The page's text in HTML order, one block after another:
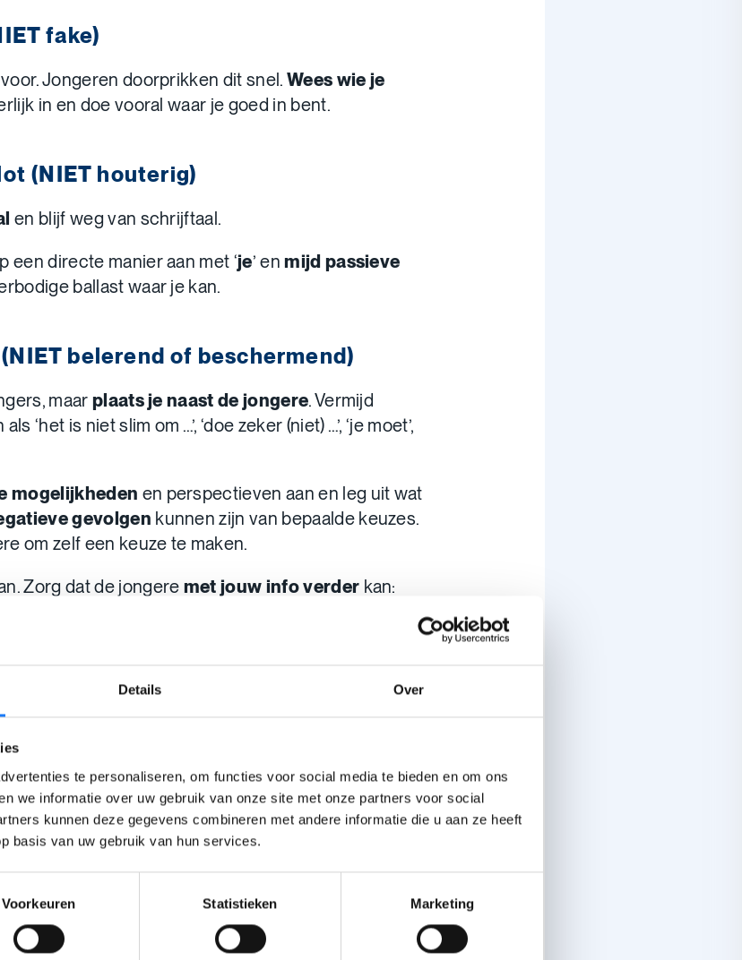
Details Over
te personaliseren, om functies voor social media te bieden en om ons
we informatie over uw gebruik van onze site met onze partners voor social
kunnen deze gegevens combineren met andere informatie die u aan ze heeft
basis van uw gebruik van hun services.
Voorkeuren Statistieken Marketing
fake)
Jongeren doorprikken dit snel. Wees wie je
in en doe vooral waar je goed in bent.
(NIET houterig)
en blijf weg van schrijftaal.
een directe manier aan met ‘je’ enmijd passieve
ballast waar je kan.
belerend of beschermend)
maar plaats je naast de jongere. Vermijd
‘het is niet slim om …’, ‘doe zeker (niet) …’, ‘je moet’,
mogelijkheden en perspectieven aan en leg uit wat
gevolgen kunnen zijn van bepaalde keuzes.
om zelf een keuze te maken.
Zorg dat de jongere met jouw info verder kan:
kunnen ze verder zetten?
terecht indien nodig?
meer info?
(NIET autoritair)
jongere staan, vanuit een alwetende houding. Praat
(NIET geforceerd grappig)